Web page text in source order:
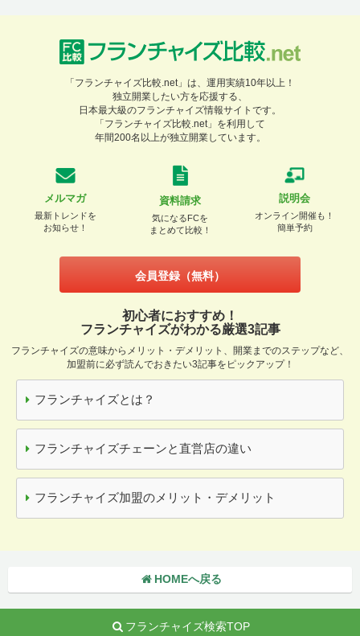
「フランチャイズ比較.net」は、運用実績10年以上！
独立開業したい方を応援する、
日本最大級のフランチャイズ情報サイトです。
「フランチャイズ比較.net」を利用して
年間200名以上が独立開業しています。
メルマガ
最新トレンドを
お知らせ！
資料請求
気になるFCを
まとめて比較！
説明会
オンライン開催も！
簡単予約
会員登録（無料）
初心者におすすめ！
フランチャイズがわかる厳選3記事
フランチャイズの意味からメリット・デメリット、開業までのステップなど、
加盟前に必ず読んでおきたい3記事をピックアップ！
フランチャイズとは？
フランチャイズチェーンと直営店の違い
フランチャイズ加盟のメリット・デメリット
HOMEへ戻る
フランチャイズ検索TOP